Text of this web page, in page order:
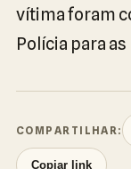
vítima foram
Polícia para
COMPARTILHAR:
Copiar link